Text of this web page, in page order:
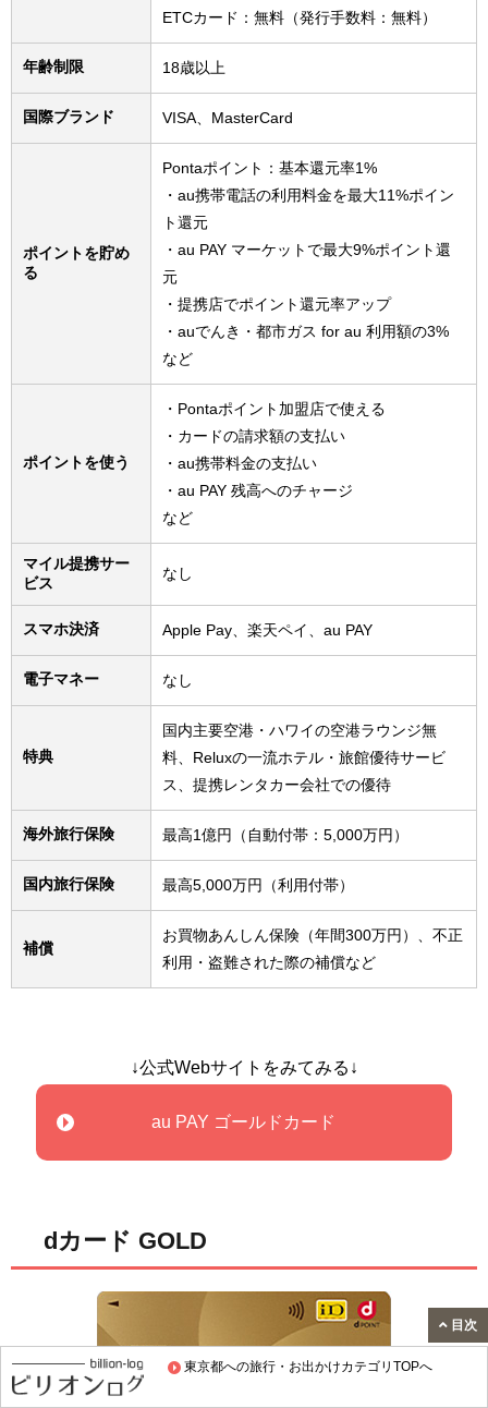
東京都への旅行・お出かけカテゴリTOPへ
ETCカード：無料（発行手数料：無料）
年齢制限 18歳以上
国際ブランド VISA、MasterCard
ポイントを貯め
る
Pontaポイント：基本還元率1%
・au携帯電話の利用料金を最大11%ポイン
ト還元
・au PAY マーケットで最大9%ポイント還
元
・提携店でポイント還元率アップ
・auでんき・都市ガス for au 利用額の3%
など
ポイントを使う
・Pontaポイント加盟店で使える
・カードの請求額の支払い
・au携帯料金の支払い
・au PAY 残高へのチャージ
など
マイル提携サー
ビス
なし
スマホ決済 Apple Pay、楽天ペイ、au PAY
電子マネー なし
特典
国内主要空港・ハワイの空港ラウンジ無
料、Reluxの一流ホテル・旅館優待サービ
ス、提携レンタカー会社での優待
海外旅行保険 最高1億円（自動付帯：5,000万円）
国内旅行保険 最高5,000万円（利用付帯）
補償
お買物あんしん保険（年間300万円）、不正
利用・盗難された際の補償など
↓公式Webサイトをみてみる↓
au PAY ゴールドカード
dカード GOLD
目次